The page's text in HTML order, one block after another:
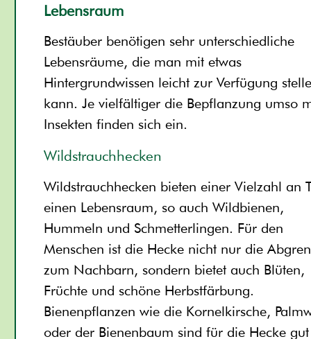
Lebensraum
Bestäuber benötigen sehr unterschiedliche
Lebensräume, die man mit etwas
Hintergrundwissen leicht zur Verfügung
kann. Je vielfältiger die Bepflanzung umso
Insekten finden sich ein.
Wildstrauchhecken
Wildstrauchhecken bieten einer Vielzahl an
einen Lebensraum, so auch Wildbienen,
Hummeln und Schmetterlingen. Für den
Menschen ist die Hecke nicht nur die
zum Nachbarn, sondern bietet auch Blüten,
Früchte und schöne Herbstfärbung.
Bienenpflanzen wie die Kornelkirsche,
oder der Bienenbaum sind für die Hecke gut